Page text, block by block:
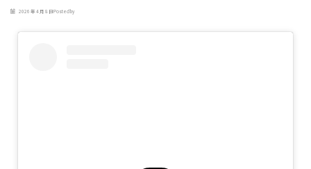
2026 年 4 月 8 日Posted by